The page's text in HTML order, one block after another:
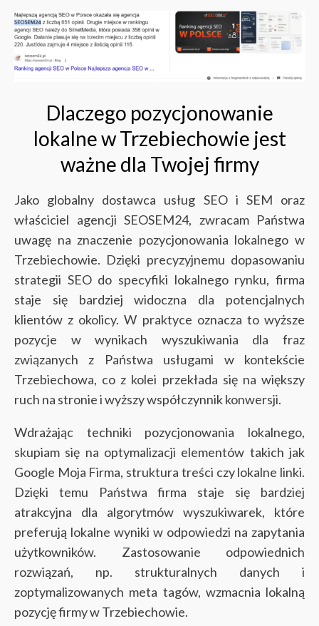
Dlaczego pozycjonowanie
lokalne w Trzebiechowie jest
ważne dla Twojej firmy
Jako globalny dostawca usług SEO i SEM oraz
właściciel agencji SEOSEM24, zwracam Państwa
uwagę na znaczenie pozycjonowania lokalnego w
Trzebiechowie. Dzięki precyzyjnemu dopasowaniu
strategii SEO do specyfiki lokalnego rynku, firma
staje się bardziej widoczna dla potencjalnych
klientów z okolicy. W praktyce oznacza to wyższe
pozycje w wynikach wyszukiwania dla fraz
związanych z Państwa usługami w kontekście
Trzebiechowa, co z kolei przekłada się na większy
ruch na stronie i wyższy współczynnik konwersji.
Wdrażając techniki pozycjonowania lokalnego,
skupiam się na optymalizacji elementów takich jak
Google Moja Firma, struktura treści czy lokalne linki.
Dzięki temu Państwa firma staje się bardziej
atrakcyjna dla algorytmów wyszukiwarek, które
preferują lokalne wyniki w odpowiedzi na zapytania
użytkowników. Zastosowanie odpowiednich
rozwiązań, np. strukturalnych danych i
zoptymalizowanych meta tagów, wzmacnia lokalną
pozycję firmy w Trzebiechowie.